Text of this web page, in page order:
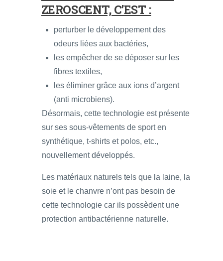
ZEROSCENT, C’EST :
perturber le développement des
odeurs liées aux bactéries,
les empêcher de se déposer sur les
fibres textiles,
les éliminer grâce aux ions d’argent
(anti microbiens).
Désormais, cette technologie est présente
sur ses sous-vêtements de sport en
synthétique, t-shirts et polos, etc.,
nouvellement développés.
Les matériaux naturels tels que la laine, la
soie et le chanvre n’ont pas besoin de
cette technologie car ils possèdent une
protection antibactérienne naturelle.